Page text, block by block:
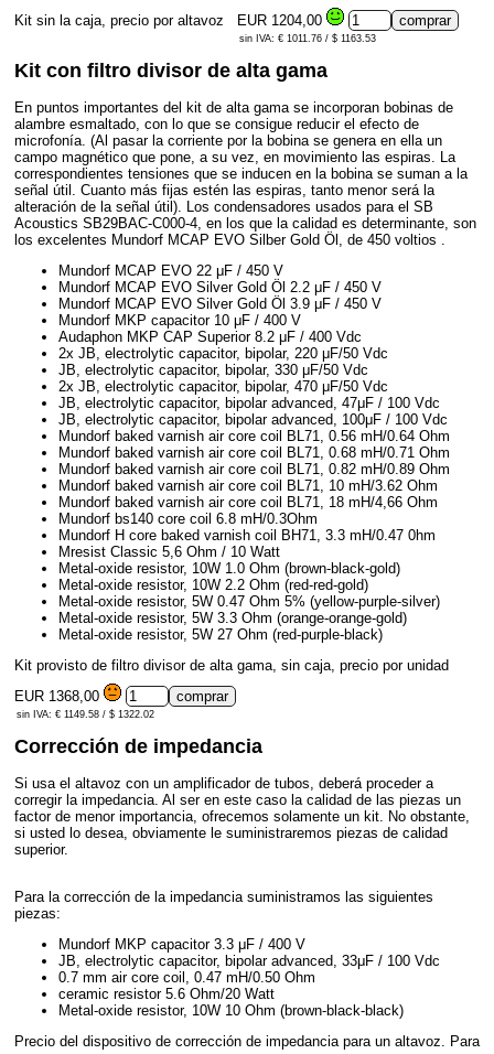
Kit sin la caja, precio por altavoz EUR 1204,00
sin IVA: € 1011.76 / $ 1163.53
Kit con filtro divisor de alta gama
En puntos importantes del kit de alta gama se incorporan bobinas de
alambre esmaltado, con lo que se consigue reducir el efecto de
microfonía. (Al pasar la corriente por la bobina se genera en ella un
campo magnético que pone, a su vez, en movimiento las espiras. La
correspondientes tensiones que se inducen en la bobina se suman a la
señal útil. Cuanto más fijas estén las espiras, tanto menor será la
alteración de la señal útil). Los condensadores usados para el SB
Acoustics SB29BAC-C000-4, en los que la calidad es determinante, son
los excelentes Mundorf MCAP EVO Silber Gold Öl, de 450 voltios .
Mundorf MCAP EVO 22 μF / 450 V
Mundorf MCAP EVO Silver Gold Öl 2.2 μF / 450 V
Mundorf MCAP EVO Silver Gold Öl 3.9 μF / 450 V
Mundorf MKP capacitor 10 μF / 400 V
Audaphon MKP CAP Superior 8.2 μF / 400 Vdc
2x JB, electrolytic capacitor, bipolar, 220 μF/50 Vdc
JB, electrolytic capacitor, bipolar, 330 μF/50 Vdc
2x JB, electrolytic capacitor, bipolar, 470 μF/50 Vdc
JB, electrolytic capacitor, bipolar advanced, 47μF / 100 Vdc
JB, electrolytic capacitor, bipolar advanced, 100μF / 100 Vdc
Mundorf baked varnish air core coil BL71, 0.56 mH/0.64 Ohm
Mundorf baked varnish air core coil BL71, 0.68 mH/0.71 Ohm
Mundorf baked varnish air core coil BL71, 0.82 mH/0.89 Ohm
Mundorf baked varnish air core coil BL71, 10 mH/3.62 Ohm
Mundorf baked varnish air core coil BL71, 18 mH/4,66 Ohm
Mundorf bs140 core coil 6.8 mH/0.3Ohm
Mundorf H core baked varnish coil BH71, 3.3 mH/0.47 0hm
Mresist Classic 5,6 Ohm / 10 Watt
Metal-oxide resistor, 10W 1.0 Ohm (brown-black-gold)
Metal-oxide resistor, 10W 2.2 Ohm (red-red-gold)
Metal-oxide resistor, 5W 0.47 Ohm 5% (yellow-purple-silver)
Metal-oxide resistor, 5W 3.3 Ohm (orange-orange-gold)
Metal-oxide resistor, 5W 27 Ohm (red-purple-black)
Kit provisto de filtro divisor de alta gama, sin caja, precio por unidad
EUR 1368,00
sin IVA: € 1149.58 / $ 1322.02
Corrección de impedancia
Si usa el altavoz con un amplificador de tubos, deberá proceder a
corregir la impedancia. Al ser en este caso la calidad de las piezas un
factor de menor importancia, ofrecemos solamente un kit. No obstante,
si usted lo desea, obviamente le suministraremos piezas de calidad
superior.
Para la corrección de la impedancia suministramos las siguientes
piezas:
Mundorf MKP capacitor 3.3 μF / 400 V
JB, electrolytic capacitor, bipolar advanced, 33μF / 100 Vdc
0.7 mm air core coil, 0.47 mH/0.50 Ohm
ceramic resistor 5.6 Ohm/20 Watt
Metal-oxide resistor, 10W 10 Ohm (brown-black-black)
Precio del dispositivo de corrección de impedancia para un altavoz. Para